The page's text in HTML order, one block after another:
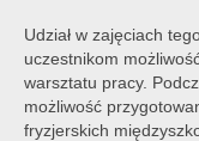
O nas
Dokumenty
Udział w zajęciach
uczestnikom
warsztatu pracy.
możliwość
fryzjerskich